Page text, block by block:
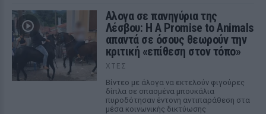
Αλογα σε πανηγύρια της
Λέσβου: Η A Promise to Animals
απαντά σε όσους θεωρούν την
κριτική «επίθεση στον τόπο»
ΧΤΕΣ
Βίντεο με άλογα να εκτελούν φιγούρες
δίπλα σε σπασμένα μπουκάλια
πυροδότησαν έντονη αντιπαράθεση στα
μέσα κοινωνικής δικτύωσης